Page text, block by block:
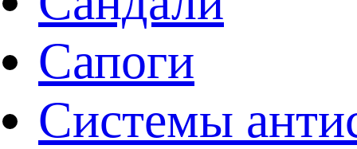
Сапоги
Системы